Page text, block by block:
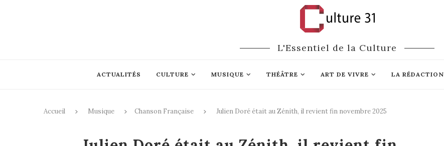
L'Essentiel de la Culture
ACTUALITÉS CULTURE MUSIQUE THÉÂTRE ART DE VIVRE LA RÉDACTION
Accueil Musique Chanson Française Julien Doré était au Zénith, il revient fin novembre 2025
Chanson Française